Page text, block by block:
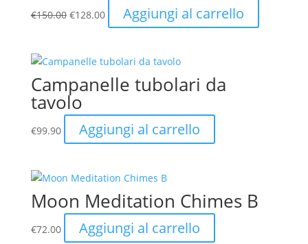
€150.00 Il
era:
€128.00Il
prezzo
è:
Aggiungi al carrello
Campanelle tubolari da
tavolo
€99.90 Aggiungi al carrello
Moon Meditation Chimes B
€72.00 Aggiungi al carrello